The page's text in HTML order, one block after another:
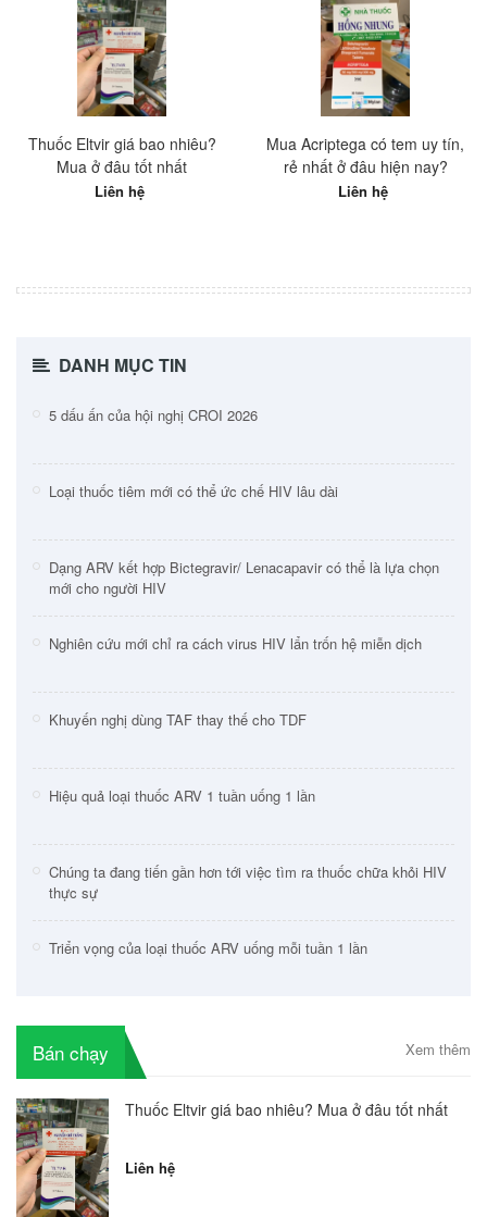
Thuốc Eltvir giá bao nhiêu?
Mua ở đâu tốt nhất
Liên hệ
Mua Acriptega có tem uy tín,
rẻ nhất ở đâu hiện nay?
Liên hệ
DANH MỤC TIN
5 dấu ấn của hội nghị CROI 2026
Loại thuốc tiêm mới có thể ức chế HIV lâu dài
Dạng ARV kết hợp Bictegravir/ Lenacapavir có thể là lựa chọn
mới cho người HIV
Nghiên cứu mới chỉ ra cách virus HIV lẩn trốn hệ miễn dịch
Khuyến nghị dùng TAF thay thế cho TDF
Hiệu quả loại thuốc ARV 1 tuần uống 1 lần
Chúng ta đang tiến gần hơn tới việc tìm ra thuốc chữa khỏi HIV
thực sự
Triển vọng của loại thuốc ARV uống mỗi tuần 1 lần
Bán chạy Xem thêm
Thuốc Eltvir giá bao nhiêu? Mua ở đâu tốt nhất
Liên hệ